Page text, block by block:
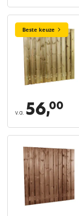
Beste keuze
v.a. 56,00